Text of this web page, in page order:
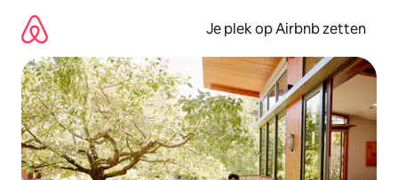
direct
naar
inhoud
Je plek op Airbnb zetten